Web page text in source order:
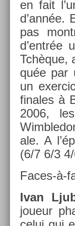
en fait
d’année.
pas
d’entrée
Tchèque,
quée par
un
finales à
2006,
ale. A
(6/7 6/3
Faces-à-
Ivan
joueur